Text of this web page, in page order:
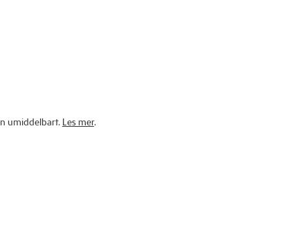
umiddelbart. Les mer.